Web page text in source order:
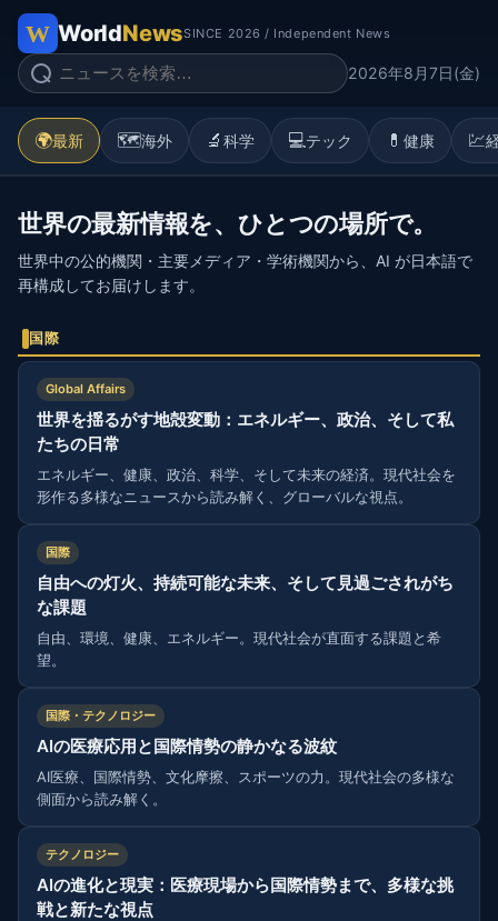
WorldNewsSINCE 2026 / Independent News
2026年8月7日(金)
🌍最新 🗺️海外 🔬 科学 💻テック 💊 健康 💹
世界の最新情報を、ひとつの場所で。
世界中の公的機関・主要メディア・学術機関から、AI が日本語で
再構成してお届けします。
国際
Global Affairs
世界を揺るがす地殻変動：エネルギー、政治、そして私
たちの日常
エネルギー、健康、政治、科学、そして未来の経済。現代社会を
形作る多様なニュースから読み解く、グローバルな視点。
国際
自由への灯火、持続可能な未来、そして見過ごされがち
な課題
自由、環境、健康、エネルギー。現代社会が直面する課題と希
望。
国際・テクノロジー
AIの医療応用と国際情勢の静かなる波紋
AI医療、国際情勢、文化摩擦、スポーツの力。現代社会の多様な
側面から読み解く。
テクノロジー
AIの進化と現実：医療現場から国際情勢まで、多様な挑
戦と新たな視点